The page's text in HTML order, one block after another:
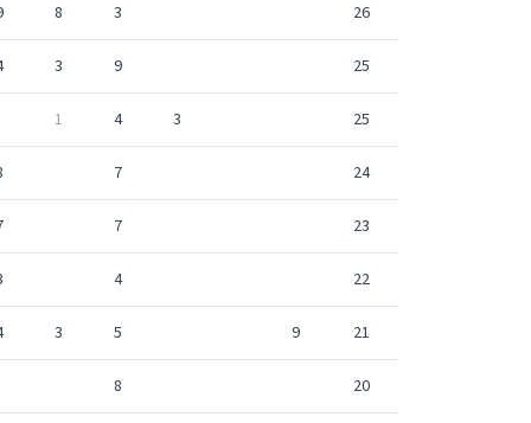
8 3 26
3 9 25
1 4 3 25
7 24
7 23
4 22
3 5 9 21
8 20